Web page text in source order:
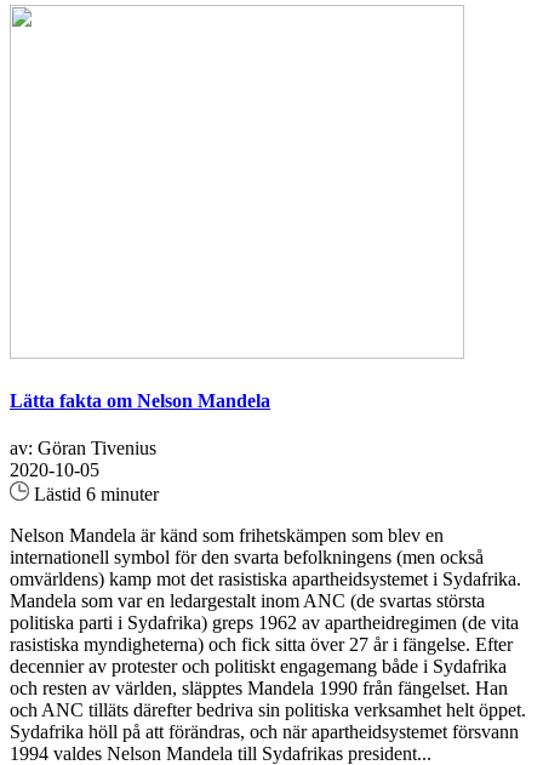
Lätta fakta om Nelson Mandela
av: Göran Tivenius
2020-10-05
Lästid 6 minuter
Nelson Mandela är känd som frihetskämpen som blev en
internationell symbol för den svarta befolkningens (men också
omvärldens) kamp mot det rasistiska apartheidsystemet i Sydafrika.
Mandela som var en ledargestalt inom ANC (de svartas största
politiska parti i Sydafrika) greps 1962 av apartheidregimen (de vita
rasistiska myndigheterna) och fick sitta över 27 år i fängelse. Efter
decennier av protester och politiskt engagemang både i Sydafrika
och resten av världen, släpptes Mandela 1990 från fängelset. Han
och ANC tilläts därefter bedriva sin politiska verksamhet helt öppet.
Sydafrika höll på att förändras, och när apartheidsystemet försvann
1994 valdes Nelson Mandela till Sydafrikas president...